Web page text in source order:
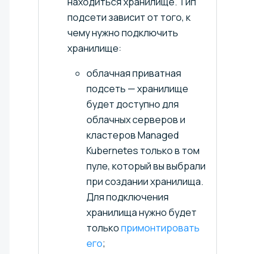
подсети зависит от того, к
чему нужно подключить
хранилище:
облачная приватная
подсеть — хранилище
будет доступно для
облачных серверов и
кластеров Managed
Kubernetes только в том
пуле, который вы выбрали
при создании хранилища.
Для подключения
хранилища нужно будет
толькопримонтировать
его;